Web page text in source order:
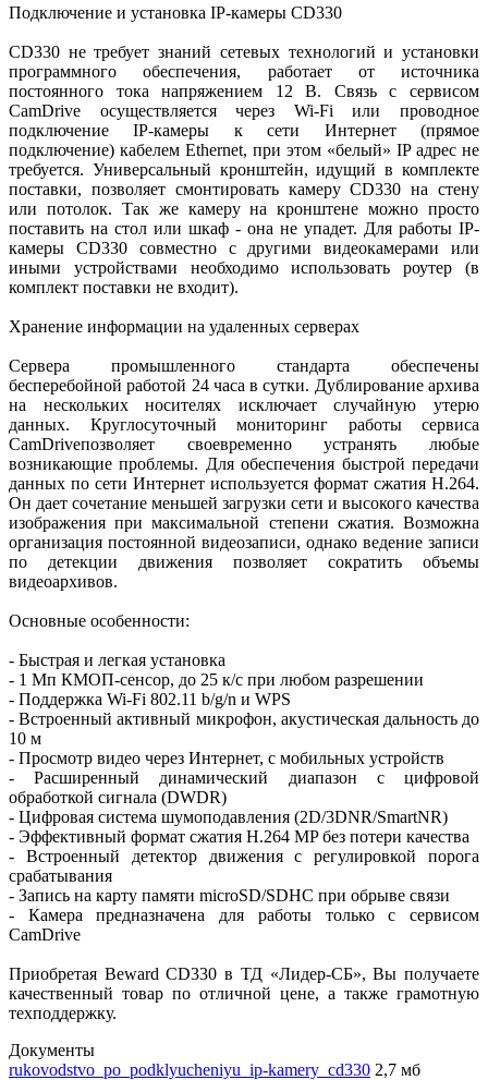
Подключение и установка IP-камеры CD330
CD330 не требует знаний сетевых технологий и установки
программного обеспечения, работает от источника
постоянного тока напряжением 12 В. Связь с сервисом
CamDrive осуществляется через Wi-Fi или проводное
подключение IP-камеры к сети Интернет (прямое
подключение) кабелем Ethernet, при этом «белый» IP адрес не
требуется. Универсальный кронштейн, идущий в комплекте
поставки, позволяет смонтировать камеру CD330 на стену
или потолок. Так же камеру на кронштене можно просто
поставить на стол или шкаф - она не упадет. Для работы IP-
камеры CD330 совместно с другими видеокамерами или
иными устройствами необходимо использовать роутер (в
комплект поставки не входит).
Хранение информации на удаленных серверах
Сервера промышленного стандарта обеспечены
бесперебойной работой 24 часа в сутки. Дублирование архива
на нескольких носителях исключает случайную утерю
данных. Круглосуточный мониторинг работы сервиса
CamDriveпозволяет своевременно устранять любые
возникающие проблемы. Для обеспечения быстрой передачи
данных по сети Интернет используется формат сжатия H.264.
Он дает сочетание меньшей загрузки сети и высокого качества
изображения при максимальной степени сжатия. Возможна
организация постоянной видеозаписи, однако ведение записи
по детекции движения позволяет сократить объемы
видеоархивов.
Основные особенности:
- Быстрая и легкая установка
- 1 Мп КМОП-сенсор, до 25 к/с при любом разрешении
- Поддержка Wi-Fi 802.11 b/g/n и WPS
- Встроенный активный микрофон, акустическая дальность до
10 м
- Просмотр видео через Интернет, с мобильных устройств
- Расширенный динамический диапазон с цифровой
обработкой сигнала (DWDR)
- Цифровая система шумоподавления (2D/3DNR/SmartNR)
- Эффективный формат сжатия H.264 MP без потери качества
- Встроенный детектор движения с регулировкой порога
срабатывания
- Запись на карту памяти microSD/SDHC при обрыве связи
- Камера предназначена для работы только с сервисом
CamDrive
Приобретая Beward CD330 в ТД «Лидер-СБ», Вы получаете
качественный товар по отличной цене, а также грамотную
техподдержку.
Документы
rukovodstvo_po_podklyucheniyu_ip-kamery_cd330 2,7 мб